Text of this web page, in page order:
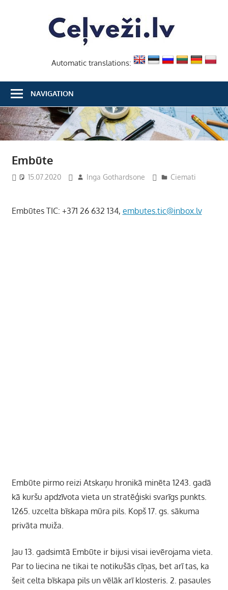
Automatic translations:
NAVIGATION
Embūte
15.07.2020 Inga Gothardsone Ciemati
Embūtes TIC: +371 26 632 134, embutes.tic@inbox.lv
Embūte pirmo reizi Atskaņu hronikā minēta 1243. gadā
kā kuršu apdzīvota vieta un stratēģiski svarīgs punkts.
1265. uzcelta bīskapa mūra pils. Kopš 17. gs. sākuma
privāta muiža.
Jau 13. gadsimtā Embūte ir bijusi visai ievērojama vieta.
Par to liecina ne tikai te notikušās cīņas, bet arī tas, ka
šeit celta bīskapa pils un vēlāk arī klosteris. 2. pasaules